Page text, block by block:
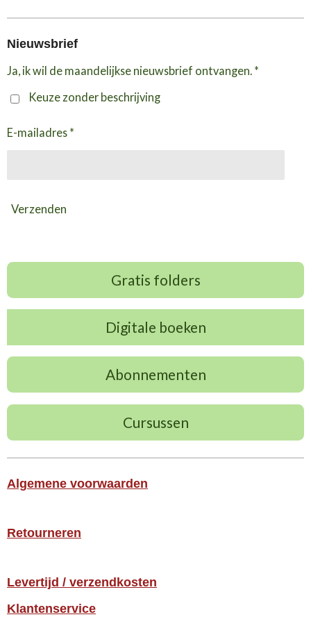
Nieuwsbrief
Ja, ik wil de maandelijkse nieuwsbrief ontvangen. *
Keuze zonder beschrijving
E-mailadres *
Verzenden
Gratis folders
Digitale boeken
Abonnementen
Cursussen
Algemene voorwaarden
Retourneren
Levertijd / verzendkosten
Klantenservice